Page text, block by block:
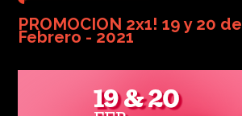
PROMOCION 2x1! 19 y 20 de
Febrero - 2021